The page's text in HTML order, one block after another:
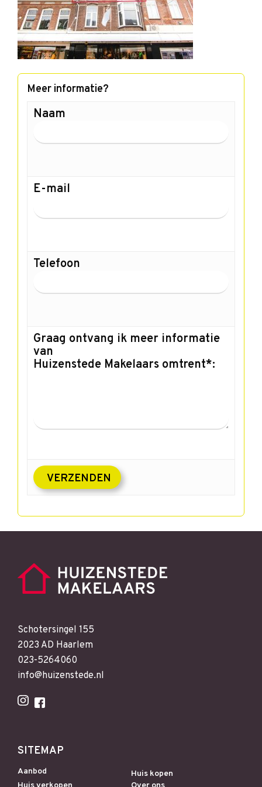
Meer informatie?
Naam
E-mail
Telefoon
Graag ontvang ik meer informatie
van
Huizenstede Makelaars omtrent*:
Schotersingel 155
2023 AD Haarlem
023-5264060
info@huizenstede.nl
SITEMAP
Aanbod
Huis kopen